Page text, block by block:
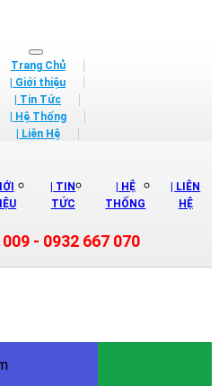
Trang Chủ
| Giới thiệu
| Tin Tức
| Hệ Thống
| Liên Hệ
| TIN
TỨC
| HỆ
THỐNG
| LIÊN
HỆ
- 0932 667 070